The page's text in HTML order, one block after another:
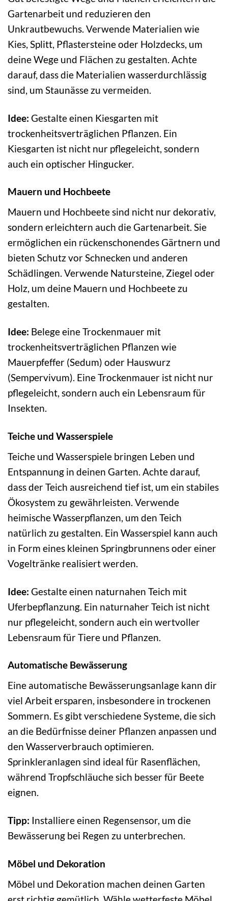
Gartenarbeit und reduzieren den
Unkrautbewuchs. Verwende Materialien wie
Kies, Splitt, Pflastersteine oder Holzdecks, um
deine Wege und Flächen zu gestalten. Achte
darauf, dass die Materialien wasserdurchlässig
sind, um Staunässe zu vermeiden.
Idee: Gestalte einen Kiesgarten mit
trockenheitsverträglichen Pflanzen. Ein
Kiesgarten ist nicht nur pflegeleicht, sondern
auch ein optischer Hingucker.
Mauern und Hochbeete
Mauern und Hochbeete sind nicht nur dekorativ,
sondern erleichtern auch die Gartenarbeit. Sie
ermöglichen ein rückenschonendes Gärtnern und
bieten Schutz vor Schnecken und anderen
Schädlingen. Verwende Natursteine, Ziegel oder
Holz, um deine Mauern und Hochbeete zu
gestalten.
Idee: Belege eine Trockenmauer mit
trockenheitsverträglichen Pflanzen wie
Mauerpfeffer (Sedum) oder Hauswurz
(Sempervivum). Eine Trockenmauer ist nicht nur
pflegeleicht, sondern auch ein Lebensraum für
Insekten.
Teiche und Wasserspiele
Teiche und Wasserspiele bringen Leben und
Entspannung in deinen Garten. Achte darauf,
dass der Teich ausreichend tief ist, um ein stabiles
Ökosystem zu gewährleisten. Verwende
heimische Wasserpflanzen, um den Teich
natürlich zu gestalten. Ein Wasserspiel kann auch
in Form eines kleinen Springbrunnens oder einer
Vogeltränke realisiert werden.
Idee: Gestalte einen naturnahen Teich mit
Uferbepflanzung. Ein naturnaher Teich ist nicht
nur pflegeleicht, sondern auch ein wertvoller
Lebensraum für Tiere und Pflanzen.
Automatische Bewässerung
Eine automatische Bewässerungsanlage kann dir
viel Arbeit ersparen, insbesondere in trockenen
Sommern. Es gibt verschiedene Systeme, die sich
an die Bedürfnisse deiner Pflanzen anpassen und
den Wasserverbrauch optimieren.
Sprinkleranlagen sind ideal für Rasenflächen,
während Tropfschläuche sich besser für Beete
eignen.
Tipp: Installiere einen Regensensor, um die
Bewässerung bei Regen zu unterbrechen.
Möbel und Dekoration
Möbel und Dekoration machen deinen Garten